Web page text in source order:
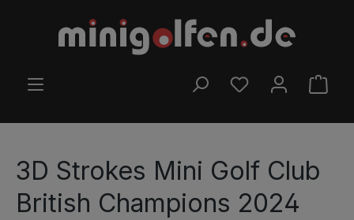
Preskočiť na hlavný obsah
MÁTE 0 POLOŽKY
3D Strokes Mini Golf Club
British Champions 2024